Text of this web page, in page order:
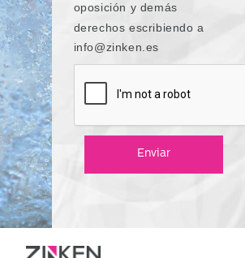
oposición y demás
derechos escribiendo a
info@zinken.es
Enviar